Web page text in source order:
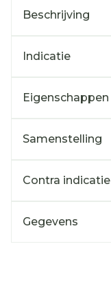
Beschrijving
Indicatie
Eigenschappen
Samenstelling
Contra indicatie
Gegevens